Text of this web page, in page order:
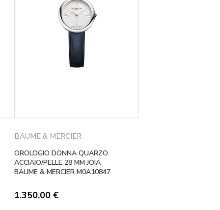
BAUME & MERCIER
OROLOGIO DONNA QUARZO
ACCIAIO/PELLE 28 MM JOIA
BAUME & MERCIER M0A10847
1.350,00 €